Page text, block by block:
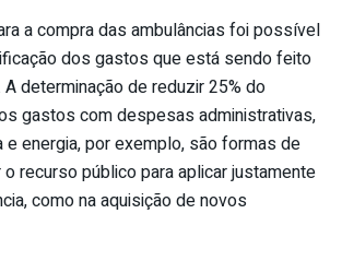
a compra das ambulâncias foi possível
dos gastos que está sendo feito
determinação de reduzir 25% do
gastos com despesas administrativas,
e energia, por exemplo, são formas de
recurso público para aplicar justamente
como na aquisição de novos